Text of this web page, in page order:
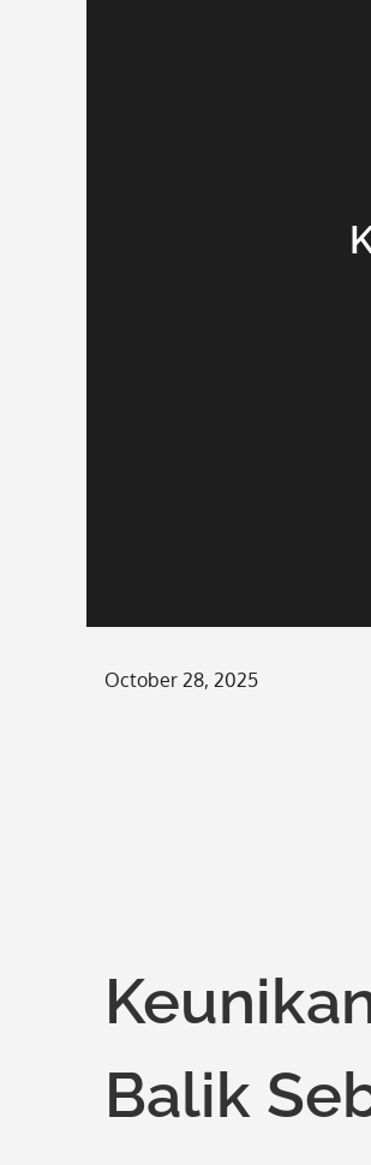
Posted
October 28, 2025
Balik